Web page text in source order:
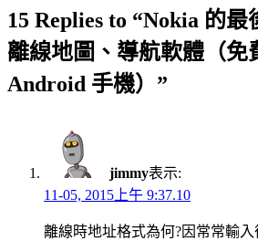
15 Replies to “Nokia 的
離線地圖、導航軟體（免
Android 手機）”
jimmy表示:
11-05, 2015上午 9:37.10
離線時地址格式為何?因常常輸